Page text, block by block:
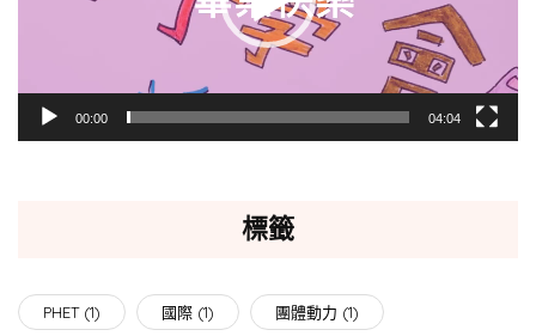
00:00 04:04
標籤
PHET(1) 國際 (1) 團體動力 (1)